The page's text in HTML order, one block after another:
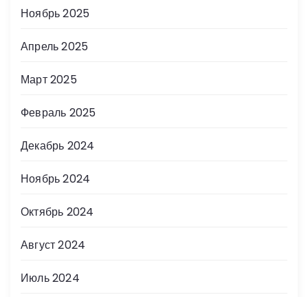
Ноябрь 2025
Апрель 2025
Март 2025
Февраль 2025
Декабрь 2024
Ноябрь 2024
Октябрь 2024
Август 2024
Июль 2024